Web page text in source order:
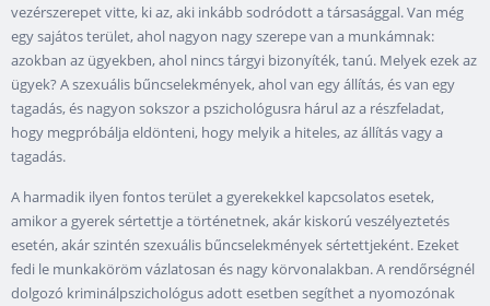
vezérszerepet vitte, ki az, aki inkább sodródott a társasággal. Van még
egy sajátos terület, ahol nagyon nagy szerepe van a munkámnak:
azokban az ügyekben, ahol nincs tárgyi bizonyíték, tanú. Melyek ezek az
ügyek? A szexuális bűncselekmények, ahol van egy állítás, és van egy
tagadás, és nagyon sokszor a pszichológusra hárul az a részfeladat,
hogy megpróbálja eldönteni, hogy melyik a hiteles, az állítás vagy a
tagadás.
A harmadik ilyen fontos terület a gyerekekkel kapcsolatos esetek,
amikor a gyerek sértettje a történetnek, akár kiskorú veszélyeztetés
esetén, akár szintén szexuális bűncselekmények sértettjeként. Ezeket
fedi le munkaköröm vázlatosan és nagy körvonalakban. A rendőrségnél
dolgozó kriminálpszichológus adott esetben segíthet a nyomozónak